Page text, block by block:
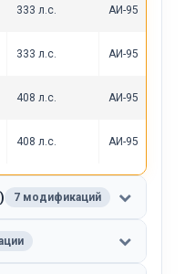
333 л.с. АИ-95
333 л.с. АИ-95
408 л.с. АИ-95
408 л.с. АИ-95
7 модификаций